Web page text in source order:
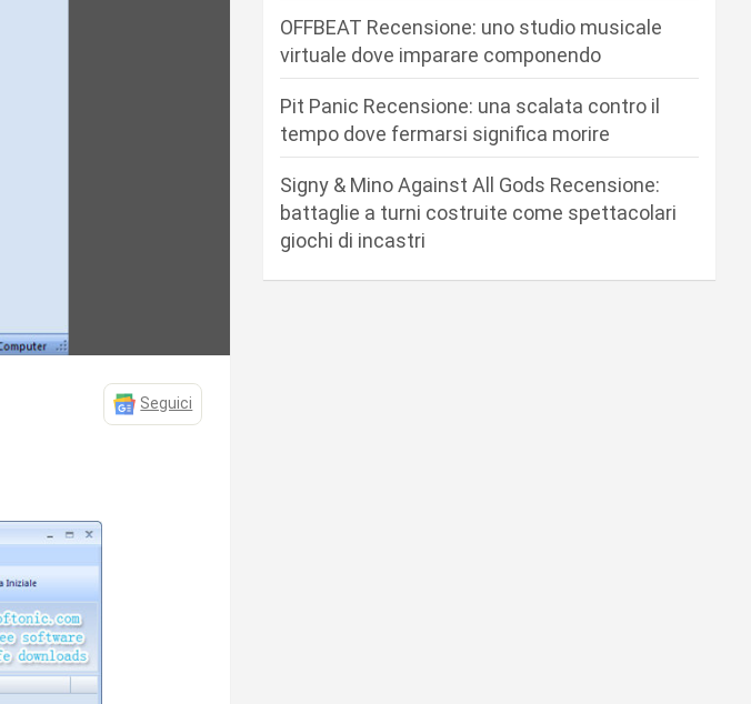
Seguici
OFFBEAT Recensione: uno studio musicale
virtuale dove imparare componendo
Pit Panic Recensione: una scalata contro il
tempo dove fermarsi significa morire
Signy & Mino Against All Gods Recensione:
battaglie a turni costruite come spettacolari
giochi di incastri